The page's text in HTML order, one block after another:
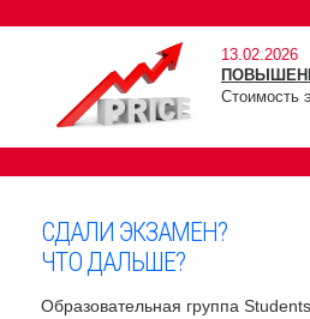
13.02.2026
Стоимость
СДАЛИ ЭКЗАМЕН?
ЧТО ДАЛЬШЕ?
Образовательная группа Students